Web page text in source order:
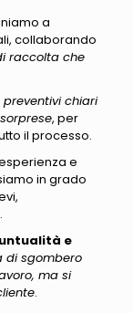
a
collaborando
raccolta che
preventivi chiari
, per
il processo.
e
in grado
e
di sgombero
ma si
.